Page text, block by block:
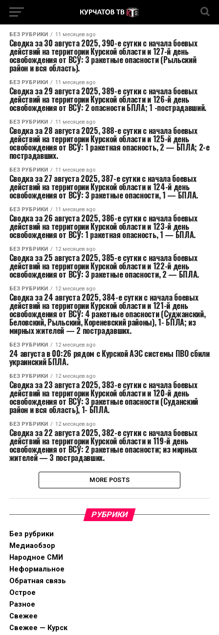
БЕЗ РУБРИКИ 11 месяцев ago
Сводка за 30 августа 2025, 390-е сутки с начала боевых
действий на территории Курской области и 127-й день
освобождения от ВСУ: 3 ракетные опасности (Рыльский
район и вся область).
БЕЗ РУБРИКИ 11 месяцев ago
Сводка за 29 августа 2025, 389-е сутки с начала боевых
действий на территории Курской области и 126-й день
освобождения от ВСУ: 2 опасности БПЛА; 1 -пострадавший.
БЕЗ РУБРИКИ 11 месяцев ago
Сводка за 28 августа 2025, 388-е сутки с начала боевых
действий на территории Курской области и 125-й день
освобождения от ВСУ: 1 ракетная опасность, 2 — БПЛА; 2-е
пострадавших.
БЕЗ РУБРИКИ 11 месяцев ago
Сводка за 27 августа 2025, 387-е сутки с начала боевых
действий на территории Курской области и 124-й день
освобождения от ВСУ: 3 ракетные опасности, 1 — БПЛА.
БЕЗ РУБРИКИ 11 месяцев ago
Сводка за 26 августа 2025, 386-е сутки с начала боевых
действий на территории Курской области и 123-й день
освобождения от ВСУ: 1 ракетная опасность, 1 — БПЛА.
БЕЗ РУБРИКИ 12 месяцев ago
Сводка за 25 августа 2025, 385-е сутки с начала боевых
действий на территории Курской области и 122-й день
освобождения от ВСУ: 3 ракетные опасности, 2 — БПЛА.
БЕЗ РУБРИКИ 12 месяцев ago
Сводка за 24 августа 2025, 384-е сутки с начала боевых
действий на территории Курской области и 121-й день
освобождения от ВСУ: 4 ракетные опасности (Суджанский,
Беловский, Рыльский, Кореневский районы), 1- БПЛА; из
мирных жителей — 2 пострадавших.
БЕЗ РУБРИКИ 12 месяцев ago
24 августа в 00:26 рядом с Курской АЭС системы ПВО сбили
украинский БПЛА.
БЕЗ РУБРИКИ 12 месяцев ago
Сводка за 23 августа 2025, 383-е сутки с начала боевых
действий на территории Курской области и 120-й день
освобождения от ВСУ: 3 ракетные опасности (Суданский
район и вся область), 1- БПЛА.
БЕЗ РУБРИКИ 12 месяцев ago
Сводка за 22 августа 2025, 382-е сутки с начала боевых
действий на территории Курской области и 119-й день
освобождения от ВСУ: 2 ракетные опасности; из мирных
жителей — 3 пострадавших.
MORE POSTS
РУБРИКИ
Без рубрики
Медиаобзор
Народное СМИ
Неформальное
Обратная связь
Острое
Разное
Свежее
Свежее — Курск